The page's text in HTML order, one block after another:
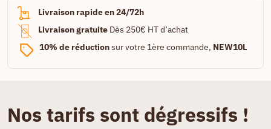
Livraison rapide en 24/72h
Livraison gratuite Dès 250€ HT d’achat
10% de réductionsur votre 1ère commande, NEW10L
Nos tarifs sont dégressifs !